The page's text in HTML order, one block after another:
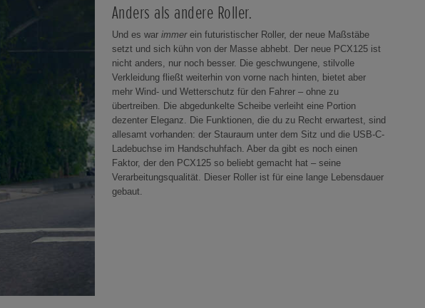
Anders als andere Roller.
Und es war immerein futuristischer Roller, der neue Maßstäbe
setzt und sich kühn von der Masse abhebt. Der neue PCX125 ist
nicht anders, nur noch besser. Die geschwungene, stilvolle
Verkleidung fließt weiterhin von vorne nach hinten, bietet aber
mehr Wind- und Wetterschutz für den Fahrer – ohne zu
übertreiben. Die abgedunkelte Scheibe verleiht eine Portion
dezenter Eleganz. Die Funktionen, die du zu Recht erwartest, sind
allesamt vorhanden: der Stauraum unter dem Sitz und die USB-C-
Ladebuchse im Handschuhfach. Aber da gibt es noch einen
Faktor, der den PCX125 so beliebt gemacht hat – seine
Verarbeitungsqualität. Dieser Roller ist für eine lange Lebensdauer
gebaut.